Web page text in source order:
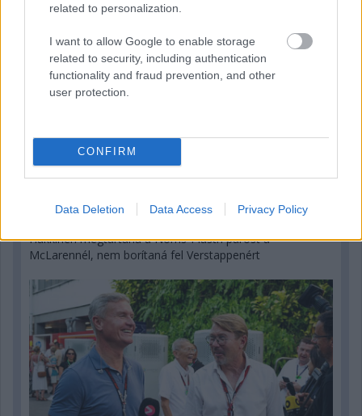
related to personalization.
I want to allow Google to enable storage
related to security, including authentication
functionality and fraud prevention, and other
user protection.
CONFIRM
Data Deletion Data Access Privacy Policy
1 napja
Hakkinen megtartaná a Norris-Piastri párost a
McLarennél, nem borítaná fel Verstappenért